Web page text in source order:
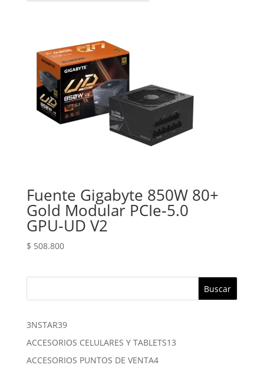
Fuente Gigabyte 850W 80+
Gold Modular PCIe‑5.0
GPU‑UD V2
$ 508.800
Buscar
3NSTAR3939
productos
ACCESORIOS CELULARES Y TABLETS1313
ACCESORIOS PUNTOS DE VENTA44